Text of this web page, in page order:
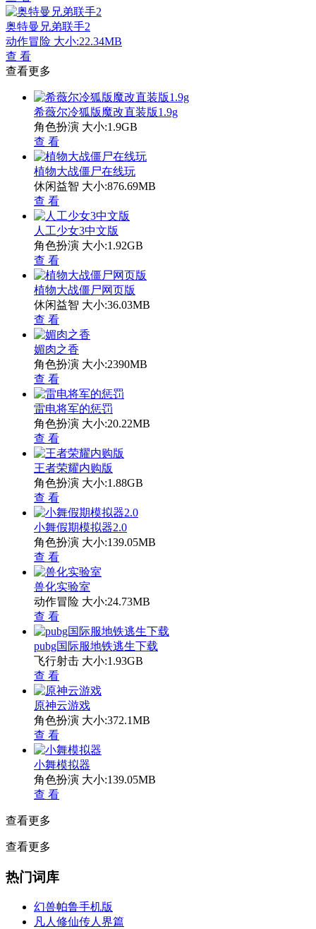
奥特曼兄弟联手2
动作冒险 大小:22.34MB
查 看
查看更多
希薇尔冷狐版魔改直装版1.9g
角色扮演 大小:1.9GB
查 看
植物大战僵尸在线玩
休闲益智 大小:876.69MB
查 看
人工少女3中文版
角色扮演 大小:1.92GB
查 看
植物大战僵尸网页版
休闲益智 大小:36.03MB
查 看
媚肉之香
角色扮演 大小:2390MB
查 看
雷电将军的惩罚
角色扮演 大小:20.22MB
查 看
王者荣耀内购版
角色扮演 大小:1.88GB
查 看
小舞假期模拟器2.0
角色扮演 大小:139.05MB
查 看
兽化实验室
动作冒险 大小:24.73MB
查 看
pubg国际服地铁逃生下载
飞行射击 大小:1.93GB
查 看
原神云游戏
角色扮演 大小:372.1MB
查 看
小舞模拟器
角色扮演 大小:139.05MB
查 看
查看更多
查看更多
热门词库
幻兽帕鲁手机版
凡人修仙传人界篇